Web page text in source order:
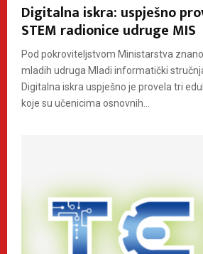
Digitalna iskra: uspješno
STEM radionice udruge MIS
Pod pokroviteljstvom Ministarstva
mladih udruga Mladi informatički
Digitalna iskra uspješno je provela tri
koje su učenicima osnovnih...